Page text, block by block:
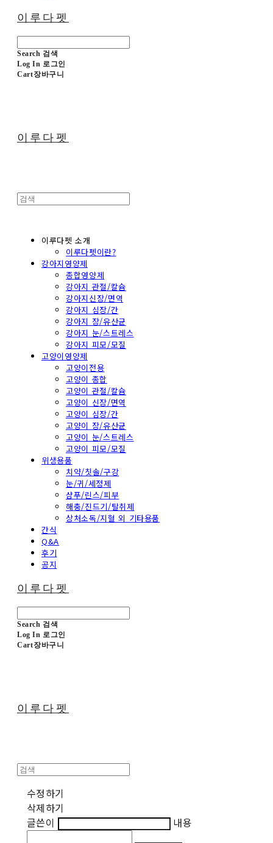
이루다펫
Search 검색
Log In 로그인
Cart장바구니
이루다펫
이루다펫 소개
이루다펫이란?
강아지영양제
종합영양제
강아지 관절/칼슘
강아지신장/면역
강아지 심장/간
강아지 장/유산균
강아지 눈/스트레스
강아지 피모/모질
고양이영양제
고양이전용
고양이 종합
고양이 관절/칼슘
고양이 신장/면역
고양이 심장/간
고양이 장/유산균
고양이 눈/스트레스
고양이 피모/모질
위생용품
치약/칫솔/구강
눈/귀/세정제
샴푸/린스/피부
해충/진드기/탈취제
상처소독/지혈 외 기타용품
간식
Q&A
후기
공지
이루다펫
Search 검색
Log In 로그인
Cart장바구니
이루다펫
수정하기
삭제하기
글쓴이
내용